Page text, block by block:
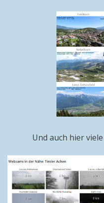
Und auch hier